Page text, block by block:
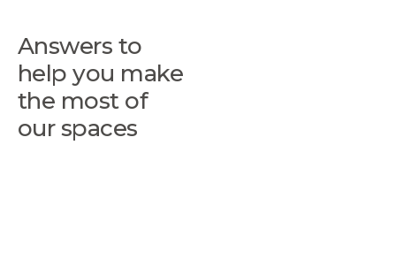
Answers to
help you make
the most of
our spaces